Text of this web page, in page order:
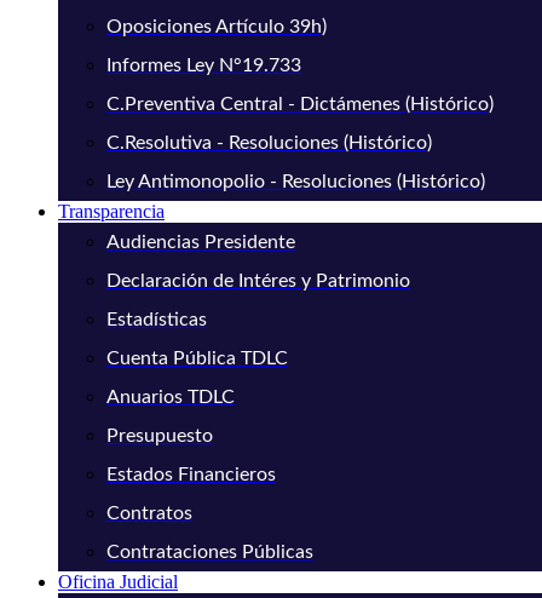
Oposiciones Artículo 39h)
Informes Ley N°19.733
C.Preventiva Central - Dictámenes (Histórico)
C.Resolutiva - Resoluciones (Histórico)
Ley Antimonopolio - Resoluciones (Histórico)
Transparencia
Audiencias Presidente
Declaración de Intéres y Patrimonio
Estadísticas
Cuenta Pública TDLC
Anuarios TDLC
Presupuesto
Estados Financieros
Contratos
Contrataciones Públicas
Oficina Judicial